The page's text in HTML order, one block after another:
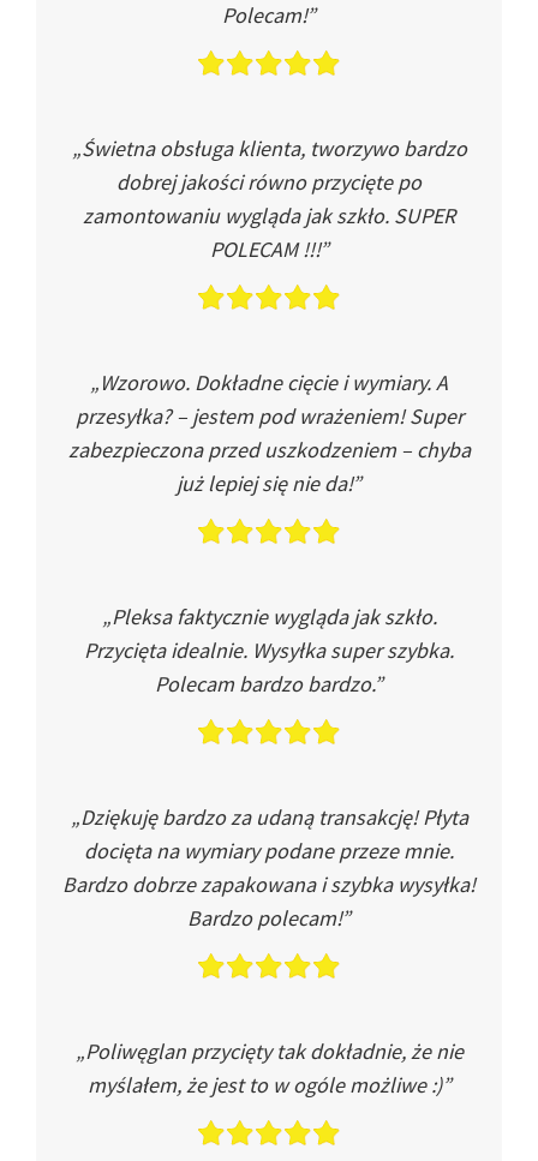
Polecam!”
„Świetna obsługa klienta, tworzywo bardzo
dobrej jakości równo przycięte po
zamontowaniu wygląda jak szkło. SUPER
POLECAM !!!”
„Wzorowo. Dokładne cięcie i wymiary. A
przesyłka? – jestem pod wrażeniem! Super
zabezpieczona przed uszkodzeniem – chyba
już lepiej się nie da!”
„Pleksa faktycznie wygląda jak szkło.
Przycięta idealnie. Wysyłka super szybka.
Polecam bardzo bardzo.”
„Dziękuję bardzo za udaną transakcję! Płyta
docięta na wymiary podane przeze mnie.
Bardzo dobrze zapakowana i szybka wysyłka!
Bardzo polecam!”
„Poliwęglan przycięty tak dokładnie, że nie
myślałem, że jest to w ogóle możliwe :)”